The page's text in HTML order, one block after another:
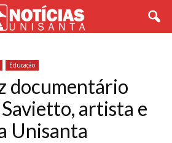
Educação
documentário
artista e
Unisanta